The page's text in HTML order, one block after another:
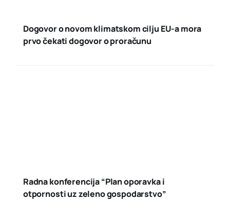
Dogovor o novom klimatskom cilju EU-a mora
prvo čekati dogovor o proračunu
Radna konferencija “Plan oporavka i
otpornosti uz zeleno gospodarstvo”